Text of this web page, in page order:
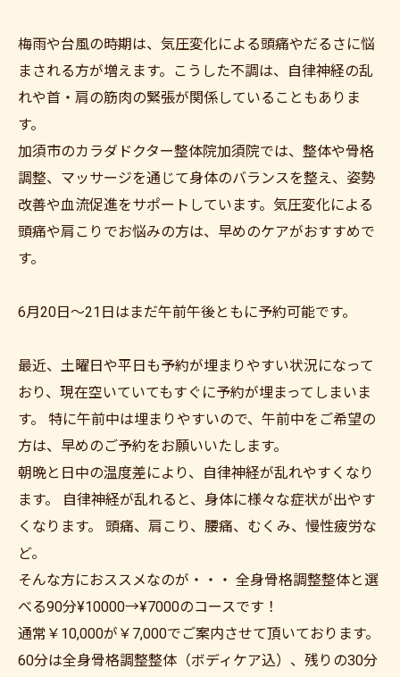
梅雨や台風の時期は、気圧変化による頭痛やだるさに悩
まされる方が増えます。こうした不調は、自律神経の乱
れや首・肩の筋肉の緊張が関係していることもありま
す。
加須市のカラダドクター整体院加須院では、整体や骨格
調整、マッサージを通じて身体のバランスを整え、姿勢
改善や血流促進をサポートしています。気圧変化による
頭痛や肩こりでお悩みの方は、早めのケアがおすすめで
す。
6月20日～21日はまだ午前午後ともに予約可能です。
最近、土曜日や平日も予約が埋まりやすい状況になって
おり、現在空いていてもすぐに予約が埋まってしまいま
す。 特に午前中は埋まりやすいので、午前中をご希望の
方は、早めのご予約をお願いいたします。
朝晩と日中の温度差により、自律神経が乱れやすくなり
ます。 自律神経が乱れると、身体に様々な症状が出やす
くなります。 頭痛、肩こり、腰痛、むくみ、慢性疲労な
ど。
そんな方におススメなのが・・・ 全身骨格調整整体と選
べる90分¥10000→¥7000のコースです！
通常￥10,000が￥7,000でご案内させて頂いております。
60分は全身骨格調整整体（ボディケア込）、残りの30分